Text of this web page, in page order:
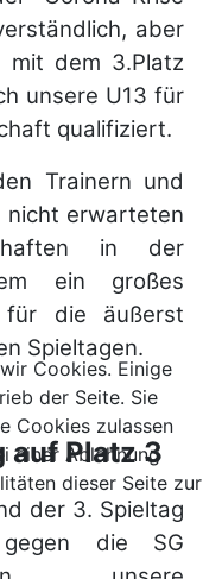
aber
mit dem 3.Platz
unsere U13 für
qualifiziert.
Trainern und
nicht erwarteten
in der
ein großes
für die äußerst
Spieltagen.
auf Platz 3
der 3. Spieltag
die SG
Cookies. Einige
der Seite. Sie
Cookies zulassen
einer Ablehnung
dieser Seite zur